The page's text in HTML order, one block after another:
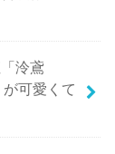
泠鳶
可愛くて